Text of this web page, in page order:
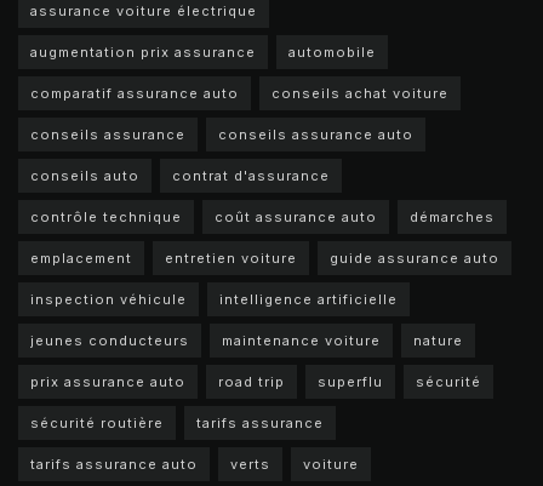
assurance voiture électrique
augmentation prix assurance automobile
comparatif assurance auto conseils achat voiture
conseils assurance conseils assurance auto
conseils auto contrat d'assurance
contrôle technique coût assurance auto démarches
emplacement entretien voiture guide assurance auto
inspection véhicule intelligence artificielle
jeunes conducteurs maintenance voiture nature
prix assurance auto road trip superflu sécurité
sécurité routière tarifs assurance
tarifs assurance auto verts voiture